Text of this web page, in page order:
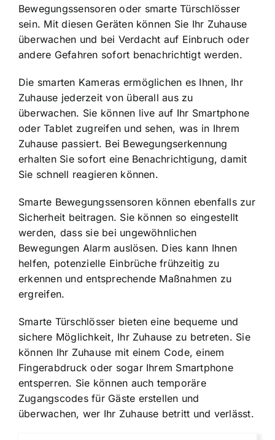
Bewegungssensoren oder smarte Türschlösser
sein. Mit diesen Geräten können Sie Ihr Zuhause
überwachen und bei Verdacht auf Einbruch oder
andere Gefahren sofort benachrichtigt werden.
Die smarten Kameras ermöglichen es Ihnen, Ihr
Zuhause jederzeit von überall aus zu
überwachen. Sie können live auf Ihr Smartphone
oder Tablet zugreifen und sehen, was in Ihrem
Zuhause passiert. Bei Bewegungserkennung
erhalten Sie sofort eine Benachrichtigung, damit
Sie schnell reagieren können.
Smarte Bewegungssensoren können ebenfalls zur
Sicherheit beitragen. Sie können so eingestellt
werden, dass sie bei ungewöhnlichen
Bewegungen Alarm auslösen. Dies kann Ihnen
helfen, potenzielle Einbrüche frühzeitig zu
erkennen und entsprechende Maßnahmen zu
ergreifen.
Smarte Türschlösser bieten eine bequeme und
sichere Möglichkeit, Ihr Zuhause zu betreten. Sie
können Ihr Zuhause mit einem Code, einem
Fingerabdruck oder sogar Ihrem Smartphone
entsperren. Sie können auch temporäre
Zugangscodes für Gäste erstellen und
überwachen, wer Ihr Zuhause betritt und verlässt.